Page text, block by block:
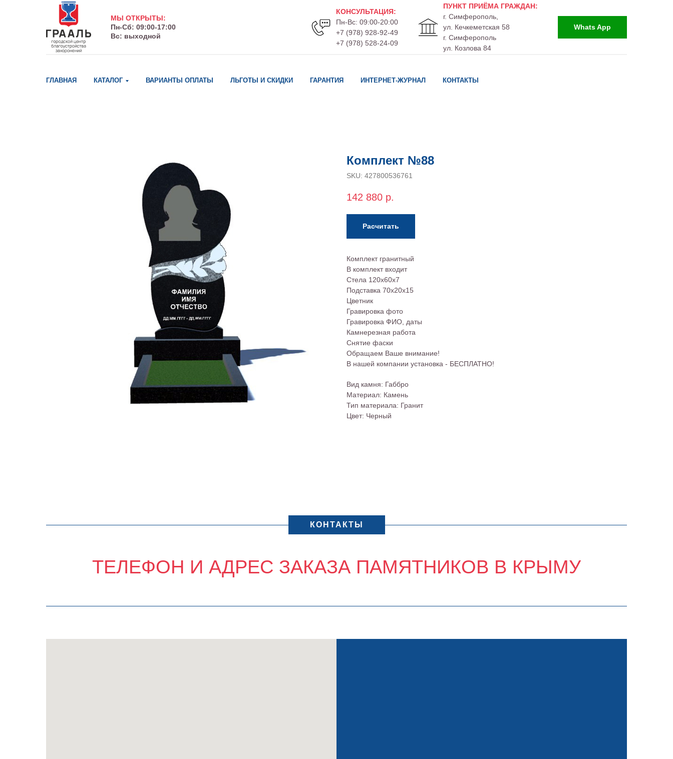
МЫ ОТКРЫТЫ:
Пн-Сб: 09:00-17:00
Вс: выходной
КОНСУЛЬТАЦИЯ:
Пн-Вс: 09:00-20:00
+7 (978) 928-92-49
+7 (978) 528-24-09
ПУНКТ ПРИЁМА ГРАЖДАН:
г. Симферополь,
ул. Кечкеметская 58
г. Симферополь
ул. Козлова 84
Whats App
ГЛАВНАЯ КАТАЛОГ ВАРИАНТЫ ОПЛАТЫ ЛЬГОТЫ И СКИДКИ ГАРАНТИЯ ИНТЕРНЕТ-ЖУРНАЛ КОНТАКТЫ
Комплект №88
SKU: 427800536761
142 880 р.
Расчитать
Комплект гранитный
В комплект входит
Стела 120х60х7
Подставка 70х20х15
Цветник
Гравировка фото
Гравировка ФИО, даты
Камнерезная работа
Снятие фаски
Обращаем Ваше внимание!
В нашей компании установка - БЕСПЛАТНО!
Вид камня: Габбро
Материал: Камень
Тип материала: Гранит
Цвет: Черный
КОНТАКТЫ
ТЕЛЕФОН И АДРЕС ЗАКАЗА ПАМЯТНИКОВ В КРЫМУ